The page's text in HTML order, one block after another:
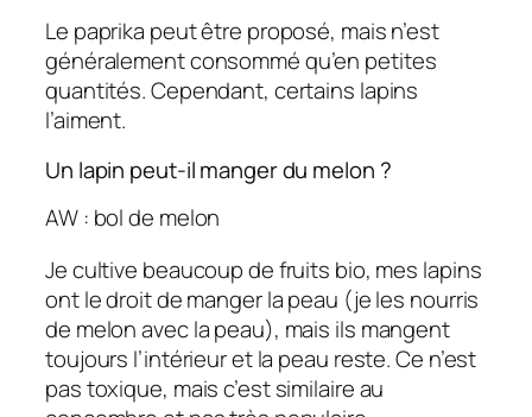
Le paprika peut être proposé, mais n’est
généralement consommé qu’en petites
quantités. Cependant, certains lapins
l’aiment.
Un lapin peut-il manger du melon ?
AW : bol de melon
Je cultive beaucoup de fruits bio, mes lapins
ont le droit de manger la peau (je les nourris
de melon avec la peau), mais ils mangent
toujours l’intérieur et la peau reste. Ce n’est
pas toxique, mais c’est similaire au